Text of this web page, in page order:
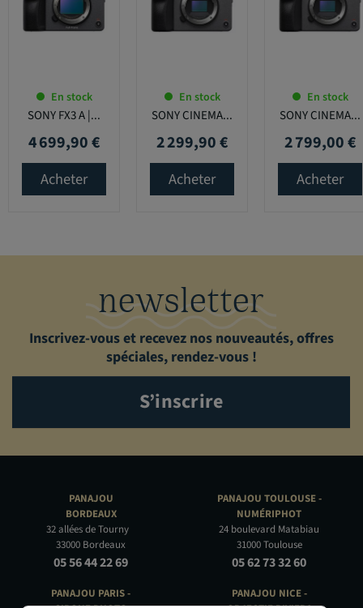
En stock
SONY FX3 A |...
Prix
4 699,90 €
Acheter
En stock
SONY CINEMA...
Prix
2 299,90 €
Acheter
En stock
SONY CINEMA...
Prix
2 799,00 €
Acheter
newsletter
Inscrivez-vous et recevez nos nouveautés, offres
spéciales, rendez-vous !
S’inscrire
PANAJOU
BORDEAUX
32 allées de Tourny
33000 Bordeaux
05 56 44 22 69
PANAJOU PARIS -
PANAJOU TOULOUSE -
NUMÉRIPHOT
24 boulevard Matabiau
31000 Toulouse
05 62 73 32 60
PANAJOU NICE -